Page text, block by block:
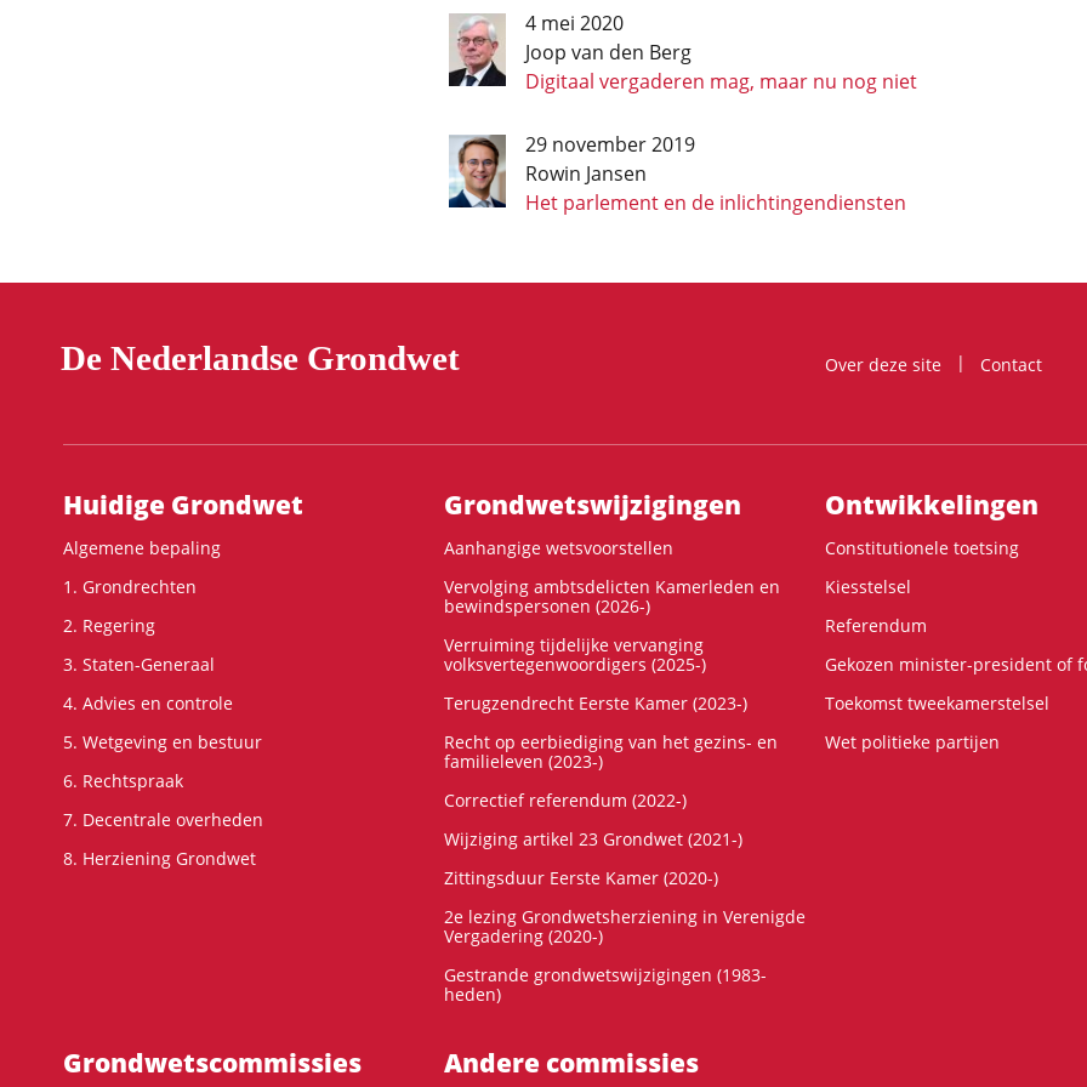
4 mei 2020
Joop van den Berg
Digitaal vergaderen mag, maar nu nog niet
29 november 2019
Rowin Jansen
Het parlement en de inlichtingendiensten
De Nederlandse Grondwet Over deze site
Contact
Hoofdnavigatie
Huidige Grondwet
Algemene bepaling
1. Grondrechten
2. Regering
3. Staten-Generaal
4. Advies en controle
5. Wetgeving en bestuur
6. Rechtspraak
7. Decentrale overheden
8. Herziening Grondwet
Grondwets­wijzigingen
Aanhangige wetsvoorstellen
Vervolging ambtsdelicten Kamerleden en
bewindspersonen (2026-)
Verruiming tijdelijke vervanging
volksvertegenwoordigers (2025-)
Terugzendrecht Eerste Kamer (2023-)
Recht op eerbiediging van het gezins- en
familieleven (2023-)
Correctief referendum (2022-)
Wijziging artikel 23 Grondwet (2021-)
Zittingsduur Eerste Kamer (2020-)
2e lezing Grondwetsherziening in Verenigde
Vergadering (2020-)
Gestrande grondwetswijzigingen (1983-
heden)
Ontwikke­lingen
Constitutionele toetsing
Kiesstelsel
Referendum
Gekozen minister-president of
Toekomst tweekamerstelsel
Wet politieke partijen
Grondwets­commissies Andere commissies